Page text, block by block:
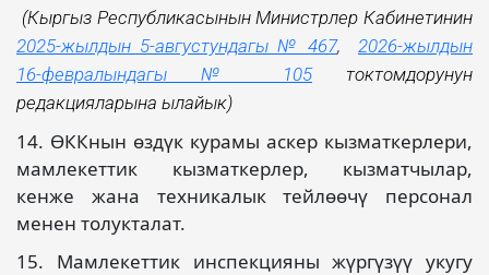
(Кыргыз Республикасынын Министрлер Кабинетинин
2025-жылдын 5-августундагы № 467,2026-жылдын
16-февралындагы № 105токтомдорунун
редакцияларына ылайык)
14. ӨККнын өздүк курамы аскер кызматкерлери,
мамлекеттик кызматкерлер, кызматчылар,
кенже жана техникалык тейлөөчү персонал
менен толукталат.
15. Мамлекеттик инспекцияны жүргүзүү укугу